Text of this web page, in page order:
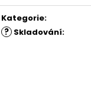
cena:
Kategorie:
? Skladování: